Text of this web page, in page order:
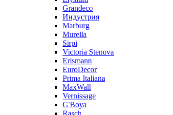
Grandeco
Индустрия
Marburg
Murella
Sirpi
Victoria Stenova
Erismann
EuroDecor
Prima Italiana
MaxWall
Vernissage
G'Boya